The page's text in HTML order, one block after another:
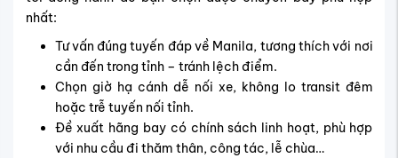
nhất:
Tư vấn đúng tuyến đáp về Manila, tương thích với nơi
cần đến trong tỉnh – tránh lệch điểm.
Chọn giờ hạ cánh dễ nối xe, không lo transit đêm
hoặc trễ tuyến nối tỉnh.
Đề xuất hãng bay có chính sách linh hoạt, phù hợp
với nhu cầu đi thăm thân, công tác, lễ chùa…